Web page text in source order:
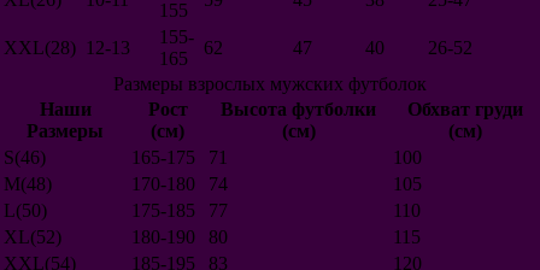
Марокко
Чили
Турция
Чехия
Словакия
Северная Ирландия
Австрия
Финляндия
Албания
Шотландия
155
XXL(28) 12-13
155-
165
62 47 40
26-52
Размеры взрослых мужских футболок
Наши
Размеры
Рост
(см)
Высота футболки
(см)
Обхват груди
(см)
S(46)
165-175 71
100
M(48)
170-180 74
105
L(50)
175-185 77
110
XL(52)
180-190 80
115
XXL(54)
185-195 83
120